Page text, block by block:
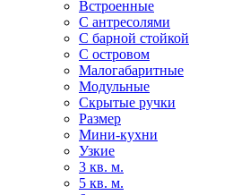
Встроенные
С антресолями
С барной стойкой
С островом
Малогабаритные
Модульные
Скрытые ручки
Размер
Мини-кухни
Узкие
3 кв. м.
5 кв. м.